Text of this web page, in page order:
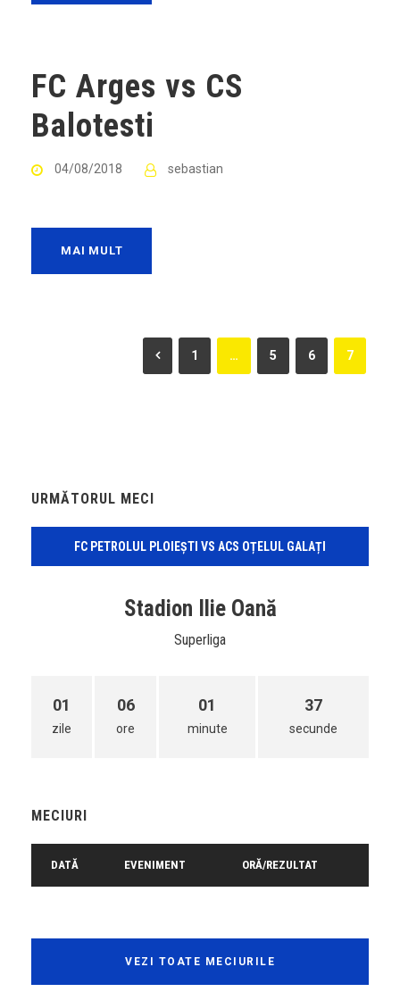
FC Arges vs CS
Balotesti
04/08/2018 sebastian
MAI MULT
1 … 5 6 7
URMĂTORUL MECI
FC PETROLUL PLOIEȘTI VS ACS OȚELUL GALAȚI
Stadion Ilie Oană
Superliga
01
zile
06
ore
01
minute
37
secunde
MECIURI
DATĂ EVENIMENT ORĂ/REZULTAT
VEZI TOATE MECIURILE